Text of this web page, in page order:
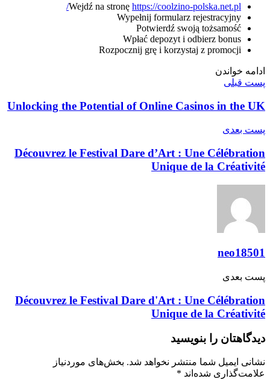
Wejdź na stronę https://coolzino-polska.net.pl/
Wypełnij formularz rejestracyjny
Potwierdź swoją tożsamość
Wpłać depozyt i odbierz bonus
Rozpocznij grę i korzystaj z promocji
ادامه خواندن
پست قبلی
Unlocking the Potential of Online Casinos in the UK
پست‌ بعدی
Découvrez le Festival Dare d’Art : Une Célébration
Unique de la Créativité
neo18501
پست‌ بعدی
Découvrez le Festival Dare d'Art : Une Célébration
Unique de la Créativité
دیدگاهتان را بنویسید
نشانی ایمیل شما منتشر نخواهد شد. بخش‌های موردنیاز
علامت‌گذاری شده‌اند *